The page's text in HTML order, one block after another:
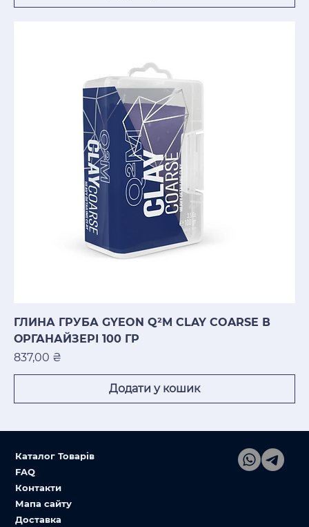
ГЛИНА ГРУБА GYEON Q²M CLAY COARSE В
ОРГАНАЙЗЕРІ 100 ГР
Ціна
837,00 ₴
Додати у кошик
Каталог Товарів
FAQ
Контакти
Мапа сайту
Доставка